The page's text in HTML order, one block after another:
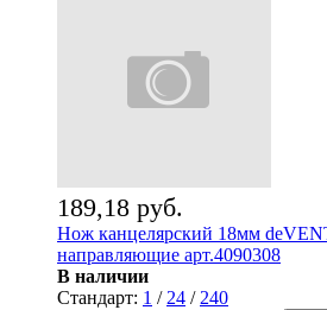
189,18 руб.
Нож канцелярский 18мм
направляющие арт.4090308
В наличии
Стандарт: 1 / 24 / 240